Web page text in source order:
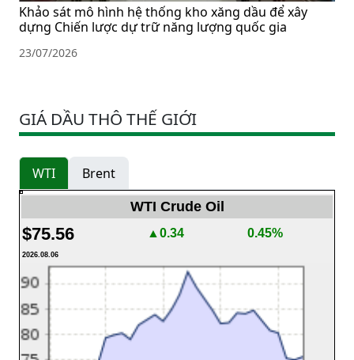
Khảo sát mô hình hệ thống kho xăng dầu để xây
dựng Chiến lược dự trữ năng lượng quốc gia
23/07/2026
GIÁ DẦU THÔ THẾ GIỚI
WTI Brent
WTI Crude Oil
$75.56 ▲0.34 0.45%
2026.08.06